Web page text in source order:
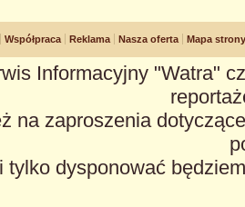
Współpraca Reklama Nasza oferta Mapa strony
Informacyjny "Watra"
na zaproszenia
tylko dysponować